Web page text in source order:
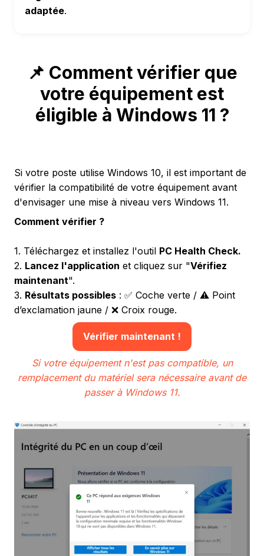
adaptée.
📌 Comment vérifier que
votre équipement est
éligible à Windows 11 ?
Si votre poste utilise Windows 10, il est important de
vérifier la compatibilité de votre équipement avant
d'envisager une mise à niveau vers Windows 11.
Comment vérifier ?
1. Téléchargez et installez l'outil PC Health Check.
2. Lancez l'application et cliquez sur "Vérifiez
maintenant".
3. Résultats possibles : ✅ Coche verte / ⚠️ Point
d’exclamation jaune / ❌ Croix rouge.
Vérifier maintenant !
Si votre équipement n'est pas compatible, un
remplacement du matériel sera nécessaire avant de
passer à Windows 11.